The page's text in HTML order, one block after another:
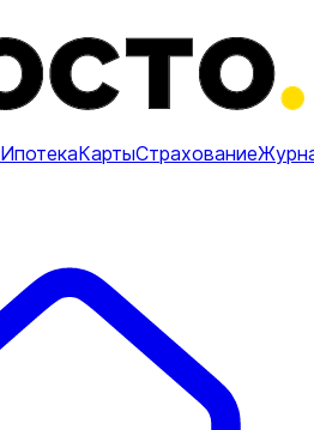
ИпотекаКартыСтрахование